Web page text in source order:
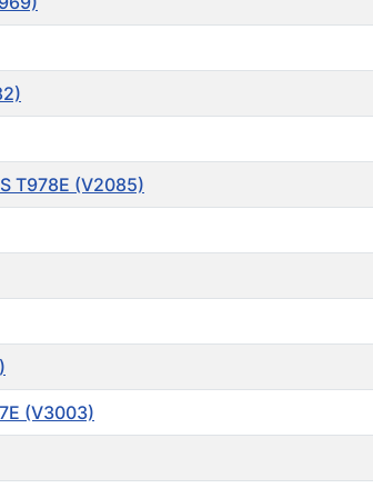
T978E (V2085)
(V3003)